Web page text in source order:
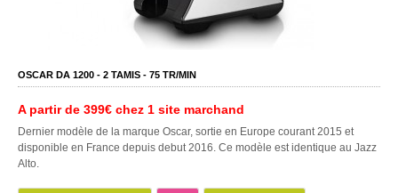
OSCAR DA 1200 - 2 TAMIS - 75 TR/MIN
A partir de 399€ chez 1 site marchand
Dernier modèle de la marque Oscar, sortie en Europe courant 2015 et
disponible en France depuis debut 2016. Ce modèle est identique au Jazz
Alto.